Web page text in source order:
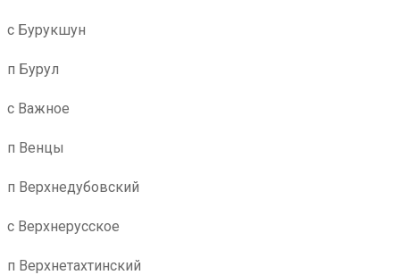
с Бурукшун
п Бурул
с Важное
п Венцы
п Верхнедубовский
с Верхнерусское
п Верхнетахтинский